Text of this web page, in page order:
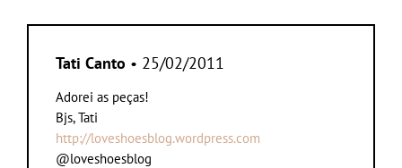
Tati Canto • 25/02/2011
Adorei as peças!
Bjs, Tati
http://loveshoesblog.wordpress.com
@loveshoesblog